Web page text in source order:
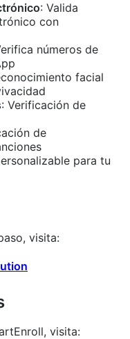
: Valida
con
números de
facial
: Verificación de
de
para tu
visita:
visita: